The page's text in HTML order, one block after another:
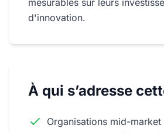
mesurables sur leurs
d'innovation.
À qui s’adresse
Organisations mid-